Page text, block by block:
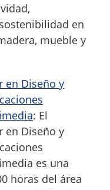
en
mueble y
en Diseño y
: El
en Diseño y
es una
horas del área